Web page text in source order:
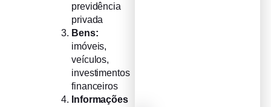
previdência
privada
Bens:
imóveis,
veículos,
investimentos
financeiros
Informações